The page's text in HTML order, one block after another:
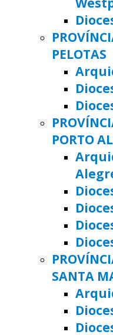
PELOTAS
PORTO
SANTA